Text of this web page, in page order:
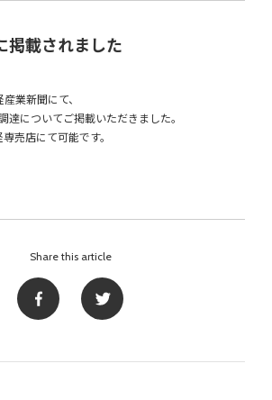
掲載されました
業新聞にて、
達についてご掲載いただきました。
売店にて可能です。
Share this article